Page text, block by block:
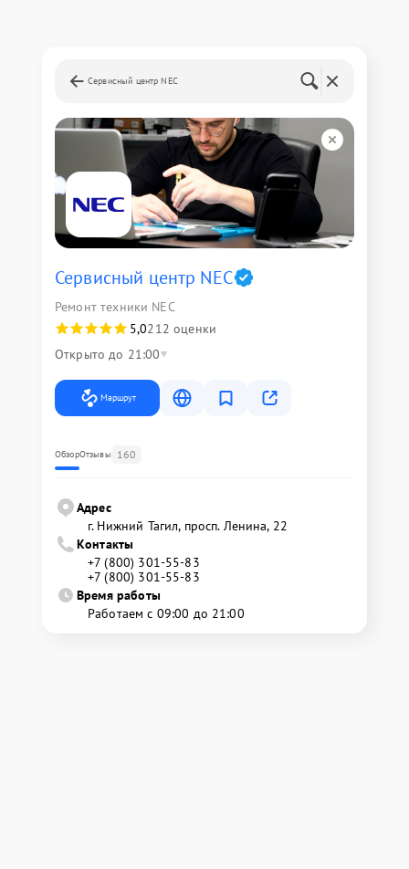
Сервисный центр NEC
Сервисный центр NEC
Ремонт техники NEC
5,0212 оценки
Открыто до 21:00
Маршрут
ОбзорОтзывы 160
Адрес
г. Нижний Тагил, просп. Ленина, 22
Контакты
+7 (800) 301-55-83
+7 (800) 301-55-83
Время работы
Работаем с 09:00 до 21:00